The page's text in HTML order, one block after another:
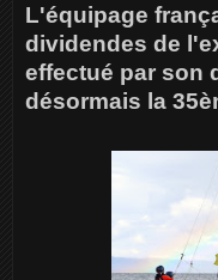
L'équipage
dividendes de
effectué par son
désormais la